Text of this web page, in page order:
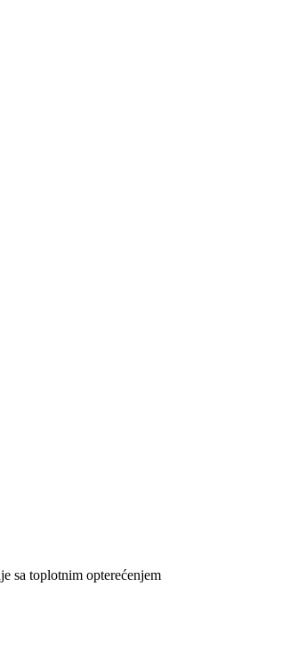
sa toplotnim opterećenjem